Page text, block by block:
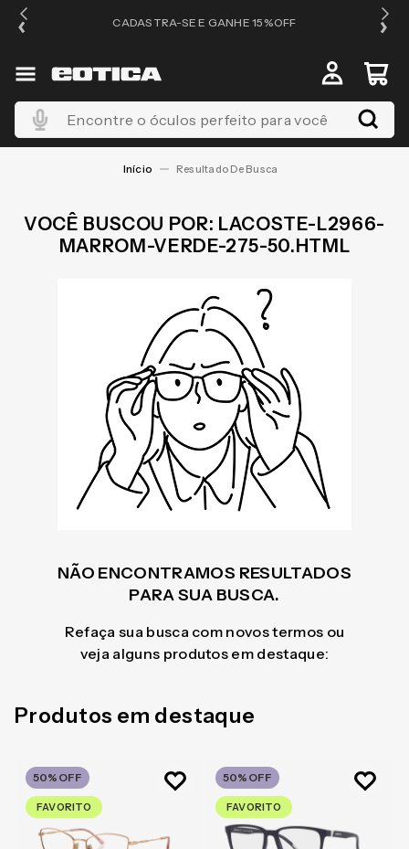
CADASTRA-SE E GANHE 15%OFF
Encontre o óculos perfeito para você
LACOSTE-L2966-
MARROM-VERDE-275-50.HTML
NÃO ENCONTRAMOS RESULTADOS
PARA SUA BUSCA.
Refaça sua busca com novos termos ou
veja alguns produtos em destaque:
Produtos em destaque
50% OFF
FAVORITO
50% OFF
FAVORITO